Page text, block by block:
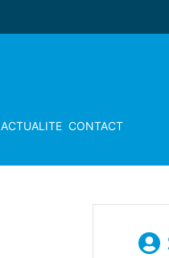
ACTUALITE CONTACT